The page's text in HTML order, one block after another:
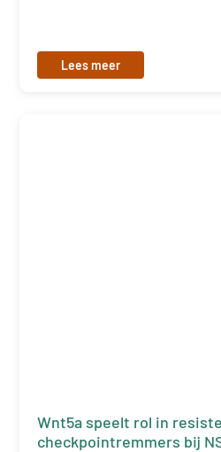
Lees meer
Wnt5a speelt rol in
checkpointremmers bij